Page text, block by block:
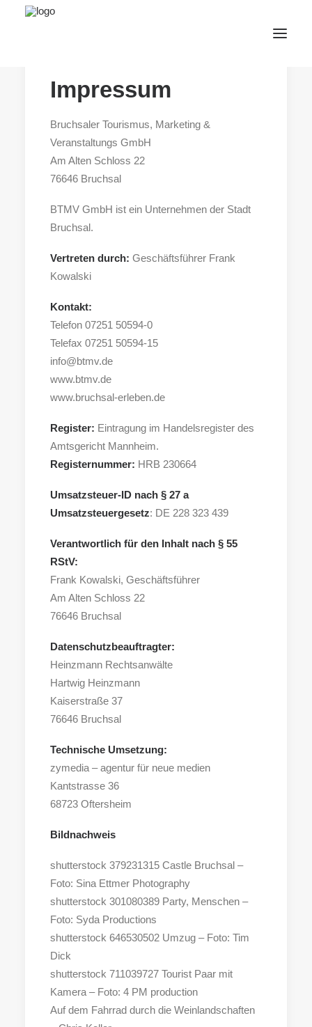
AfterWork 2026
2. Bruchsaler Jazz Nights
Webshop
Kontakt &
Karriere
Search
Impressum
Bruchsaler Tourismus, Marketing &
Veranstaltungs GmbH
Am Alten Schloss 22
76646 Bruchsal
BTMV GmbH ist ein Unternehmen der Stadt
Bruchsal.
Vertreten durch: Geschäftsführer Frank
Kowalski
Kontakt:
Telefon 07251 50594-0
Telefax 07251 50594-15
info@btmv.de
www.btmv.de
www.bruchsal-erleben.de
Register: Eintragung im Handelsregister des
Amtsgericht Mannheim.
Registernummer: HRB 230664
Umsatzsteuer-ID nach § 27 a
Umsatzsteuergesetz: DE 228 323 439
Verantwortlich für den Inhalt nach § 55
RStV:
Frank Kowalski, Geschäftsführer
Am Alten Schloss 22
76646 Bruchsal
Datenschutzbeauftragter:
Heinzmann Rechtsanwälte
Hartwig Heinzmann
Kaiserstraße 37
76646 Bruchsal
Technische Umsetzung:
zymedia – agentur für neue medien
Kantstrasse 36
68723 Oftersheim
Bildnachweis
shutterstock 379231315 Castle Bruchsal –
Foto: Sina Ettmer Photography
shutterstock 301080389 Party, Menschen –
Foto: Syda Productions
shutterstock 646530502 Umzug – Foto: Tim
Dick
shutterstock 711039727 Tourist Paar mit
Kamera – Foto: 4 PM production
Auf dem Fahrrad durch die Weinlandschaften